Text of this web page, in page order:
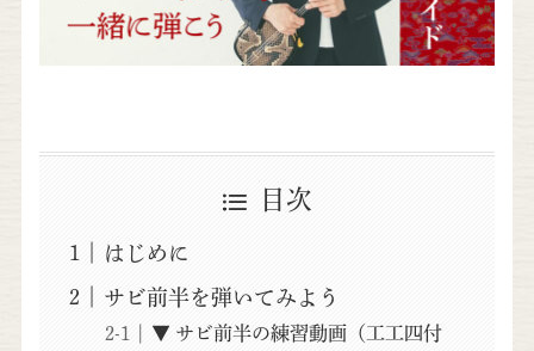
目次
はじめに
サビ前半を弾いてみよう
▼ サビ前半の練習動画（工工四付